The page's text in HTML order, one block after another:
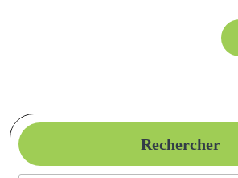
Ligne
Un
Rechercher